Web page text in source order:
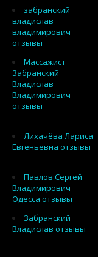
забранский
владислав
владимирович
отзывы
Массажист
Забранский
Владислав
Владимирович
отзывы
Лихачёва Лариса
Евгеньевна отзывы
Павлов Сергей
Владимирович
Одесса отзывы
Забранский
Владислав отзывы